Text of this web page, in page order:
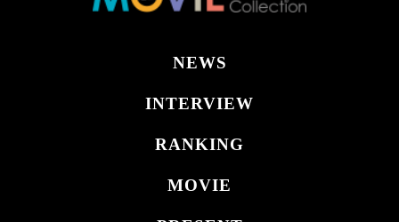
NEWS
INTERVIEW
RANKING
MOVIE